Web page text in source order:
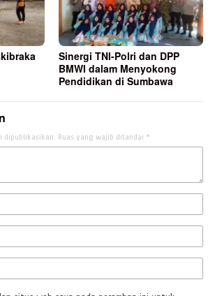
Sinergi TNI-Polri dan DPP
BMWI dalam Menyokong
Pendidikan di Sumbawa
dipublikasikan. Ruas yang wajib ditandai *